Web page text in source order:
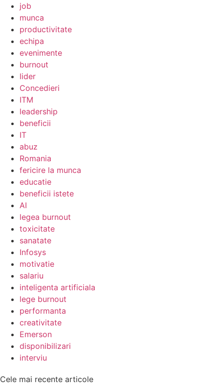
job
munca
productivitate
echipa
evenimente
burnout
lider
Concedieri
ITM
leadership
beneficii
IT
abuz
Romania
fericire la munca
educatie
beneficii istete
AI
legea burnout
toxicitate
sanatate
Infosys
motivatie
salariu
inteligenta artificiala
lege burnout
performanta
creativitate
Emerson
disponibilizari
interviu
Cele mai recente articole